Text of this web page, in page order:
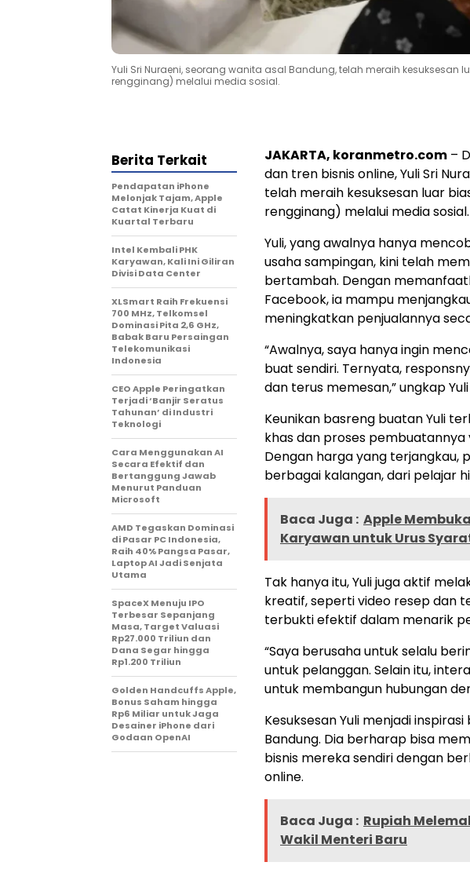
Yuli Sri Nuraeni, seorang wanita asal Bandung, telah meraih
rengginang) melalui media sosial.
JAKARTA, koranmetro.com –
dan tren bisnis online, Yuli Sri
telah meraih kesuksesan luar
rengginang) melalui media sosial.
Yuli, yang awalnya hanya
usaha sampingan, kini telah
bertambah. Dengan
Facebook, ia mampu
meningkatkan penjualannya
“Awalnya, saya hanya ingin
buat sendiri. Ternyata,
dan terus memesan,” ungkap
Keunikan basreng buatan Yuli
khas dan proses
Dengan harga yang terjangkau,
berbagai kalangan, dari pelajar
Baca Juga : Apple
Karyawan untuk Urus
Tak hanya itu, Yuli juga aktif
kreatif, seperti video resep dan
terbukti efektif dalam menarik
“Saya berusaha untuk selalu
untuk pelanggan. Selain itu,
untuk membangun hubungan
Kesuksesan Yuli menjadi
Bandung. Dia berharap bisa
bisnis mereka sendiri dengan
online.
Baca Juga : Rupiah
Wakil Menteri Baru
Berita Terkait
Pendapatan iPhone
Melonjak Tajam, Apple
Catat Kinerja Kuat di
Kuartal Terbaru
Intel Kembali PHK
Karyawan, Kali Ini Giliran
Divisi Data Center
XLSmart Raih Frekuensi
700 MHz, Telkomsel
Dominasi Pita 2,6 GHz,
Babak Baru Persaingan
Telekomunikasi
Indonesia
CEO Apple Peringatkan
Terjadi ‘Banjir Seratus
Tahunan’ di Industri
Teknologi
Cara Menggunakan AI
Secara Efektif dan
Bertanggung Jawab
Menurut Panduan
Microsoft
AMD Tegaskan Dominasi
di Pasar PC Indonesia,
Raih 40% Pangsa Pasar,
Laptop AI Jadi Senjata
Utama
SpaceX Menuju IPO
Terbesar Sepanjang
Masa, Target Valuasi
Rp27.000 Triliun dan
Dana Segar hingga
Rp1.200 Triliun
Golden Handcuffs Apple,
Bonus Saham hingga
Rp6 Miliar untuk Jaga
Desainer iPhone dari
Godaan OpenAI